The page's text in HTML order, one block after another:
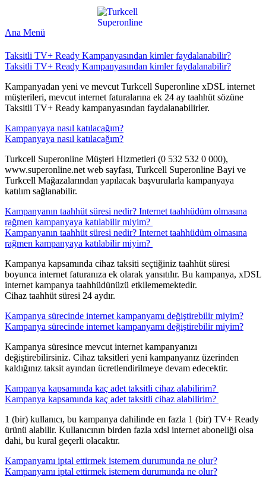
Ana Menü
​Taksitli TV+ Ready Kampanyasından kimler faydalanabilir?
​Taksitli TV+ Ready Kampanyasından kimler faydalanabilir?
Kampanyadan yeni ve mevcut Turkcell Superonline xDSL internet
müşterileri, mevcut internet faturalarına ek 24 ay taahhüt sözüne
Taksitli TV+ Ready kampanyasından faydalanabilirler.
​Kampanyaya nasıl katılacağım?
​Kampanyaya nasıl katılacağım?
Turkcell Superonline Müşteri Hizmetleri (0 532 532 0 000),
www.superonline.net web sayfası, Turkcell Superonline Bayi ve
Turkcell Mağazalarından yapılacak başvurularla kampanyaya
katılım sağlanabilir.
​Kampanyanın taahhüt süresi nedir? Internet taahhüdüm olmasına
rağmen kampanyaya katılabilir miyim? ​
​Kampanyanın taahhüt süresi nedir? Internet taahhüdüm olmasına
rağmen kampanyaya katılabilir miyim? ​
K​ampanya kapsamında cihaz taksiti seçtiğiniz taahhüt süresi
boyunca internet faturanıza ek olarak yansıtılır. Bu kampanya, xDSL
internet kampanya taahhüdünüzü etkilememektedir.
Cihaz taahhüt süresi 24 aydır.
​Kampanya sürecinde internet kampanyamı değiştirebilir miyim?
​Kampanya sürecinde internet kampanyamı değiştirebilir miyim?
Kampanya süresince mevcut internet kampanyanızı
değiştirebilirsiniz. Cihaz taksitleri yeni kampanyanız üzerinden
kaldığınız taksit ayından ücretlendirilmeye devam edecektir.
​Kampanya kapsamında kaç adet taksitli cihaz alabilirim? ​
​Kampanya kapsamında kaç adet taksitli cihaz alabilirim? ​
1 (bir) kullanıcı, bu kampanya dahilinde en fazla 1 (bir) TV+ Ready
ürünü alabilir. Kullanıcının birden fazla xdsl internet aboneliği olsa
dahi, bu kural geçerli olacaktır.
​Kampanyamı iptal ettirmek istemem durumunda ne olur?
​Kampanyamı iptal ettirmek istemem durumunda ne olur?